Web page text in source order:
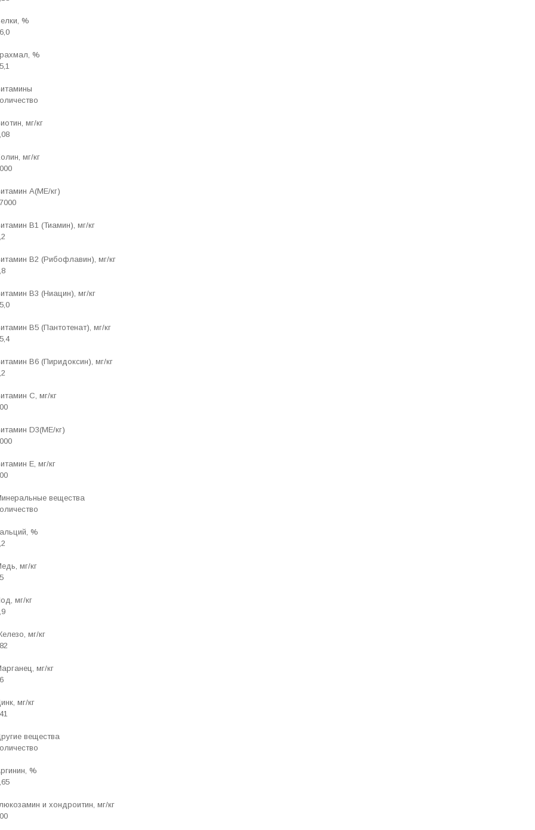
%
%
мг/кг
мг/кг
А(МЕ/кг)
В1 (Тиамин), мг/кг
В2 (Рибофлавин), мг/кг
В3 (Ниацин), мг/кг
В5 (Пантотенат), мг/кг
В6 (Пиридоксин), мг/кг
С, мг/кг
D3(МЕ/кг)
Е, мг/кг
вещества
%
мг/кг
мг/кг
мг/кг
мг/кг
мг/кг
вещества
%
и хондроитин, мг/кг